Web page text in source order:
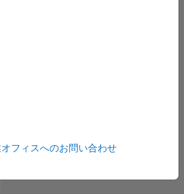
フィスへのお問い合わせ